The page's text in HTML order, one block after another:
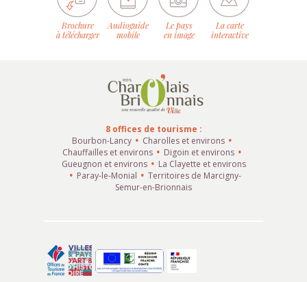
Brochure
à télécharger
Audioguide
mobile
Le pays
en image
La carte
interactive
8 offices de tourisme :
Bourbon-Lancy
Charolles et environs
Chauffailles et environs
Digoin et environs
Gueugnon et environs
La Clayette et environs
Paray-le-Monial
Territoires de Marcigny-
Semur-en-Brionnais